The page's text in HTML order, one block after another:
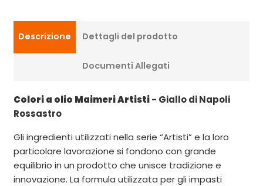
Descrizione Dettagli del prodotto
Documenti Allegati
Colori a olio Maimeri Artisti- Giallo di Napoli
Rossastro
Gli ingredienti utilizzati nella serie “Artisti” e la loro
particolare lavorazione si fondono con grande
equilibrio in un prodotto che unisce tradizione e
innovazione. La formula utilizzata per gli impasti